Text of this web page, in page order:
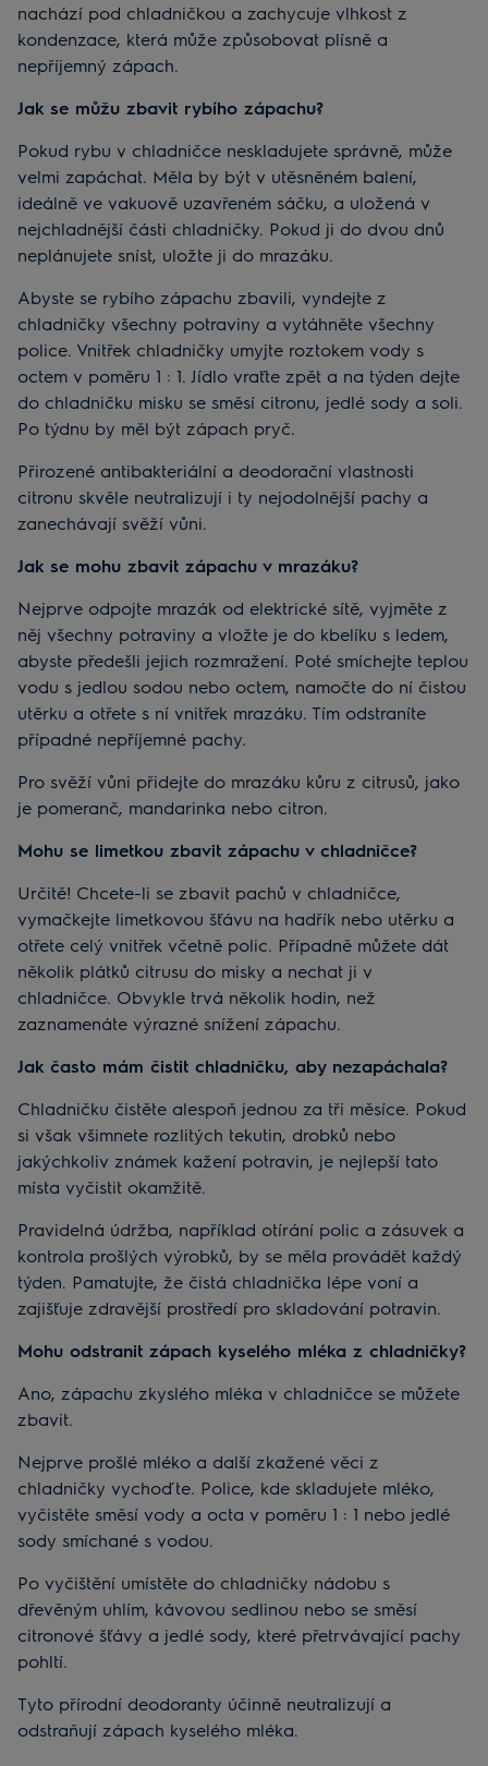
nachází pod chladničkou a zachycuje vlhkost z
kondenzace, která může způsobovat plísně a
nepříjemný zápach.
Jak se můžu zbavit rybího zápachu?
Pokud rybu v chladničce neskladujete správně, může
velmi zapáchat. Měla by být v utěsněném balení,
ideálně ve vakuově uzavřeném sáčku, a uložená v
nejchladnější části chladničky. Pokud ji do dvou dnů
neplánujete sníst, uložte ji do mrazáku.
Abyste se rybího zápachu zbavili, vyndejte z
chladničky všechny potraviny a vytáhněte všechny
police. Vnitřek chladničky umyjte roztokem vody s
octem v poměru 1 : 1. Jídlo vraťte zpět a na týden dejte
do chladničku misku se směsí citronu, jedlé sody a soli.
Po týdnu by měl být zápach pryč.
Přirozené antibakteriální a deodorační vlastnosti
citronu skvěle neutralizují i ty nejodolnější pachy a
zanechávají svěží vůni.
Jak se mohu zbavit zápachu v mrazáku?
Nejprve odpojte mrazák od elektrické sítě, vyjměte z
něj všechny potraviny a vložte je do kbelíku s ledem,
abyste předešli jejich rozmražení. Poté smíchejte teplou
vodu s jedlou sodou nebo octem, namočte do ní čistou
utěrku a otřete s ní vnitřek mrazáku. Tím odstraníte
případné nepříjemné pachy.
Pro svěží vůni přidejte do mrazáku kůru z citrusů, jako
je pomeranč, mandarinka nebo citron.
Mohu se limetkou zbavit zápachu v chladničce?
Určitě! Chcete-li se zbavit pachů v chladničce,
vymačkejte limetkovou šťávu na hadřík nebo utěrku a
otřete celý vnitřek včetně polic. Případně můžete dát
několik plátků citrusu do misky a nechat ji v
chladničce. Obvykle trvá několik hodin, než
zaznamenáte výrazné snížení zápachu.
Jak často mám čistit chladničku, aby nezapáchala?
Chladničku čistěte alespoň jednou za tři měsíce. Pokud
si však všimnete rozlitých tekutin, drobků nebo
jakýchkoliv známek kažení potravin, je nejlepší tato
místa vyčistit okamžitě.
Pravidelná údržba, například otírání polic a zásuvek a
kontrola prošlých výrobků, by se měla provádět každý
týden. Pamatujte, že čistá chladnička lépe voní a
zajišťuje zdravější prostředí pro skladování potravin.
Mohu odstranit zápach kyselého mléka z chladničky?
Ano, zápachu zkyslého mléka v chladničce se můžete
zbavit.
Nejprve prošlé mléko a další zkažené věci z
chladničky vychoďte. Police, kde skladujete mléko,
vyčistěte směsí vody a octa v poměru 1 : 1 nebo jedlé
sody smíchané s vodou.
Po vyčištění umístěte do chladničky nádobu s
dřevěným uhlím, kávovou sedlinou nebo se směsí
citronové šťávy a jedlé sody, které přetrvávající pachy
pohltí.
Tyto přírodní deodoranty účinně neutralizují a
odstraňují zápach kyselého mléka.